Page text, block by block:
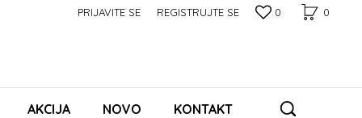
0
0
PRIJAVITE SE REGISTRUJTE SE
AKCIJA NOVO KONTAKT